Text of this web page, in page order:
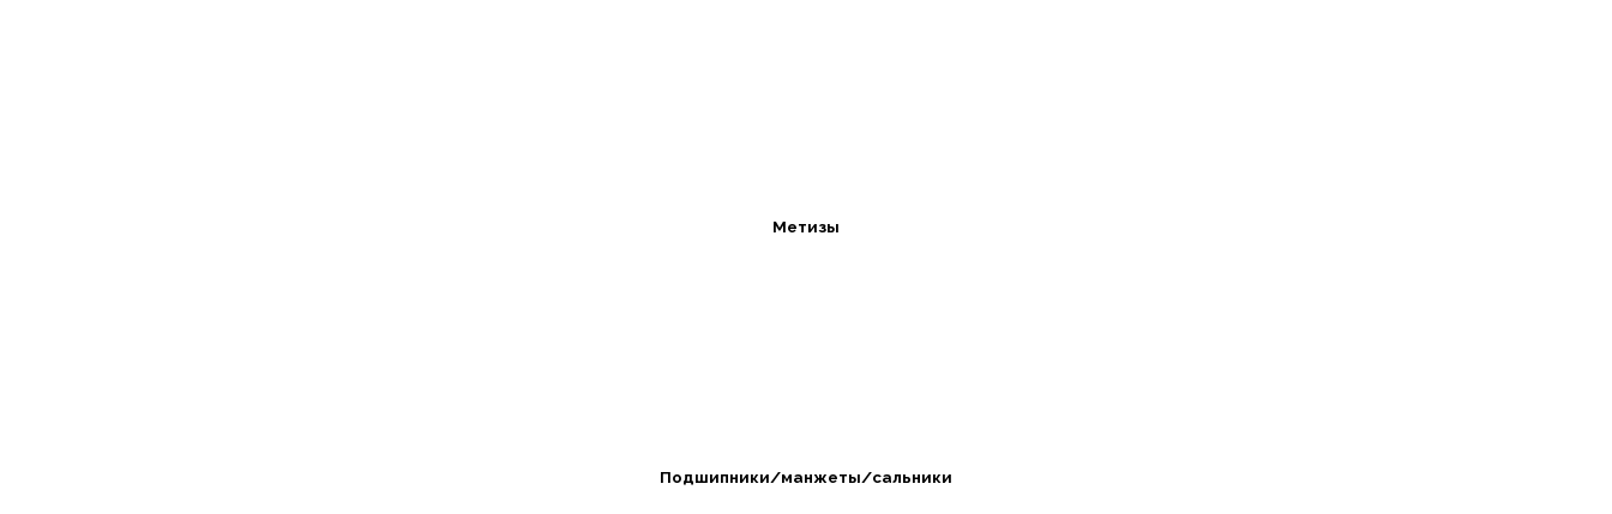
Метизы
Подшипники/манжеты/сальники